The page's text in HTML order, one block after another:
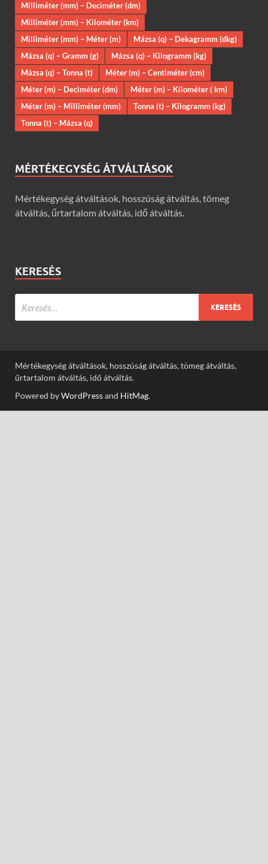
Milliméter (mm) – Deciméter (dm)
Milliméter (mm) – Kilométer (km)
Milliméter (mm) – Méter (m)
Mázsa (q) – Dekagramm (dkg)
Mázsa (q) – Gramm (g)
Mázsa (q) – Kilogramm (kg)
Mázsa (q) – Tonna (t)
Méter (m) – Centiméter (cm)
Méter (m) – Deciméter (dm)
Méter (m) – Kilométer ( km)
Méter (m) – Milliméter (mm)
Tonna (t) – Kilogramm (kg)
Tonna (t) – Mázsa (q)
MÉRTÉKEGYSÉG ÁTVÁLTÁSOK
Mértékegység átváltások, hosszúság átváltás, tömeg
átváltás, űrtartalom átváltás, idő átváltás.
KERESÉS
Mértékegység átváltások, hosszúság átváltás, tömeg átváltás,
űrtartalom átváltás, idő átváltás.
Powered byWordPressand HitMag.